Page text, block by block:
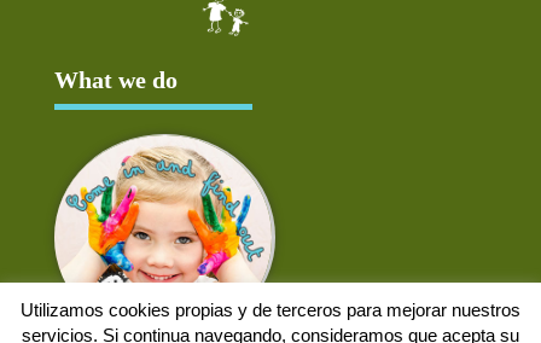
What we do
Utilizamos cookies propias y de terceros para mejorar nuestros
servicios. Si continua navegando, consideramos que acepta su